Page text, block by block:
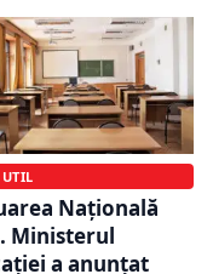
Națională
Ministerul
a anunțat